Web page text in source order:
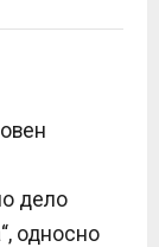
дело
односно